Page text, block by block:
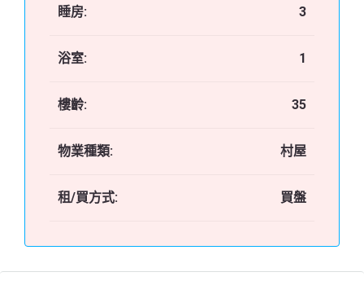
睡房: 3
浴室: 1
樓齡: 35
物業種類: 村屋
租/買方式: 買盤